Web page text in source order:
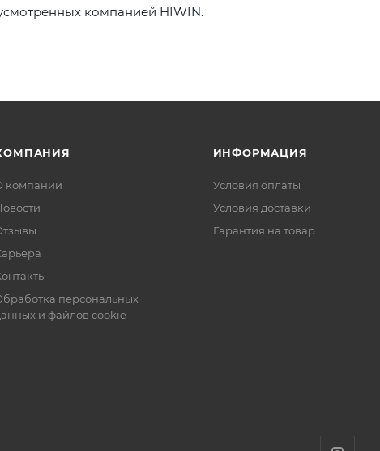
компанией HIWIN.
компании
персональных
и файлов cookie
ИНФОРМАЦИЯ
Условия оплаты
Условия доставки
Гарантия на товар